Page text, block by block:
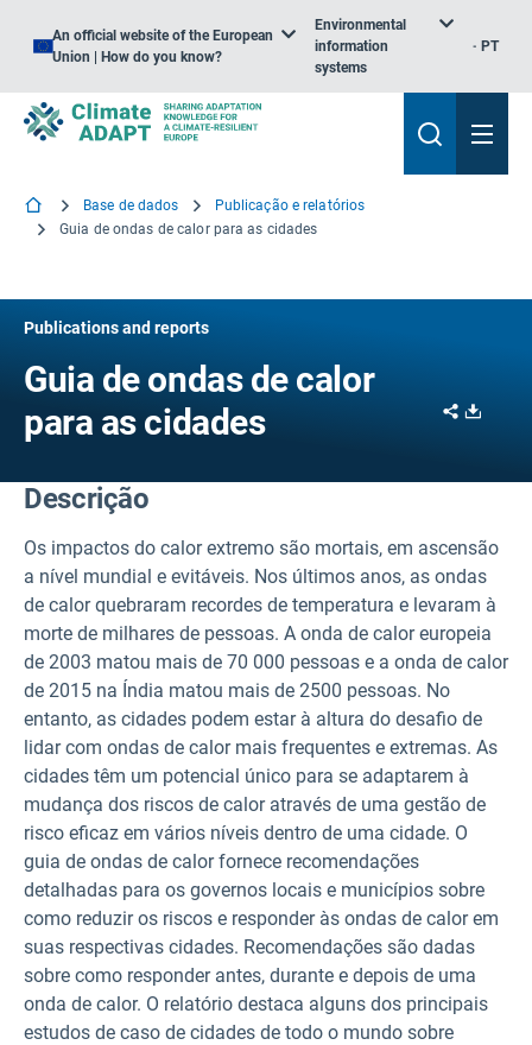
An official website of the European
Union | How do you know?
Environmental
information
systems
PT
Base de dados
Publicação e relatórios
Guia de ondas de calor para as cidades
Publications and reports
Guia de ondas de calor
para as cidades
Share
Descrição
Os impactos do calor extremo são mortais, em ascensão
a nível mundial e evitáveis. Nos últimos anos, as ondas
de calor quebraram recordes de temperatura e levaram à
morte de milhares de pessoas. A onda de calor europeia
de 2003 matou mais de 70 000 pessoas e a onda de calor
de 2015 na Índia matou mais de 2500 pessoas. No
entanto, as cidades podem estar à altura do desafio de
lidar com ondas de calor mais frequentes e extremas. As
cidades têm um potencial único para se adaptarem à
mudança dos riscos de calor através de uma gestão de
risco eficaz em vários níveis dentro de uma cidade. O
guia de ondas de calor fornece recomendações
detalhadas para os governos locais e municípios sobre
como reduzir os riscos e responder às ondas de calor em
suas respectivas cidades. Recomendações são dadas
sobre como responder antes, durante e depois de uma
onda de calor. O relatório destaca alguns dos principais
estudos de caso de cidades de todo o mundo sobre